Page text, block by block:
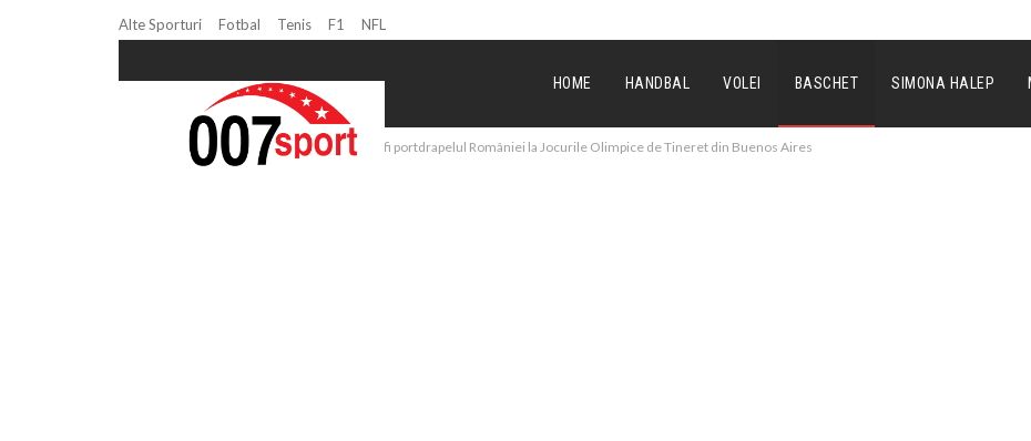
Alte Sporturi Fotbal Tenis F1 NFL
HOME HANDBAL VOLEI BASCHET SIMONA HALEP
Baschet COSR a stabilit cine va fi portdrapelul României la Jocurile Olimpice de Tineret din Buenos Aires